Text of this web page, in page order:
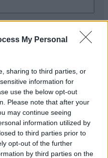
My Personal
sharing to third parties, or
information for
use the below opt-out
Please note that after your
may continue seeing
information utilized by
to third parties prior to
opt-out of the further
by third parties on the
κανόνες σχολιασμού
ΠΡΟΣΘΗΚΗ
χέρι του...🤫🫡